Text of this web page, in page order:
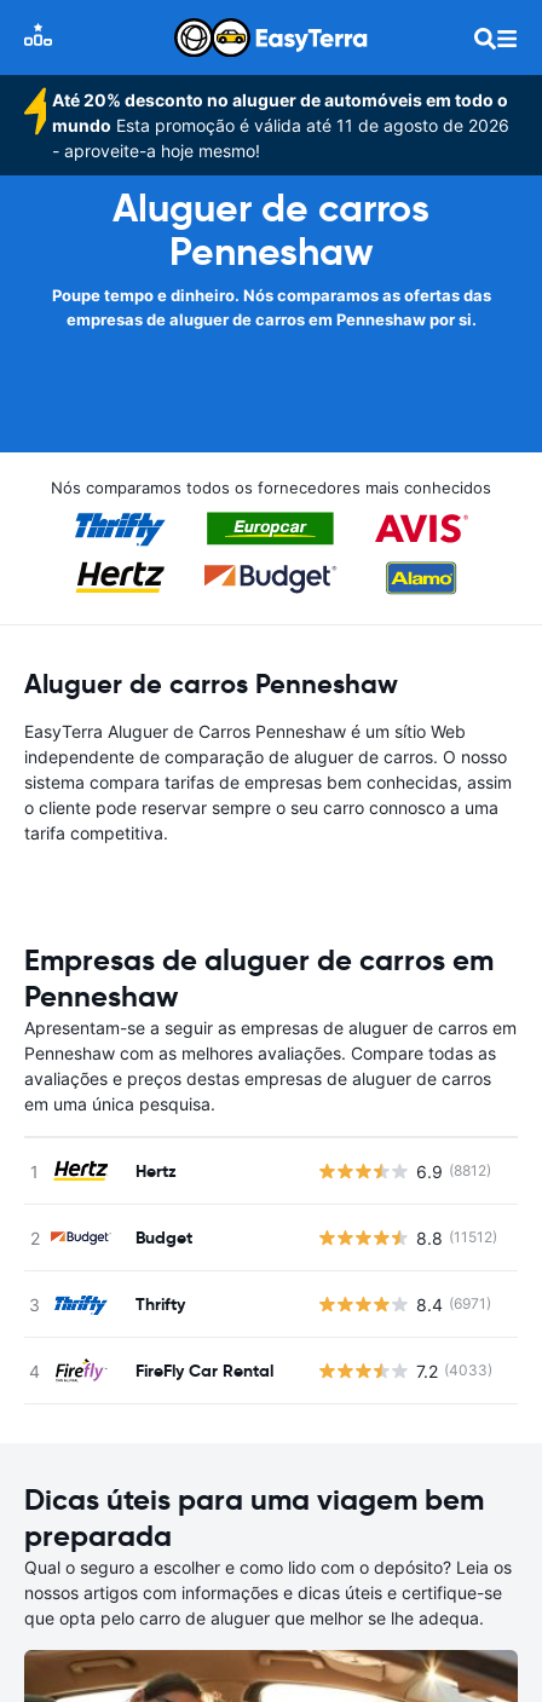
Até 20% desconto no aluguer de automóveis em todo o
mundo Esta promoção é válida até 11 de agosto de 2026
- aproveite-a hoje mesmo!
Aluguer de carros
Penneshaw
Poupe tempo e dinheiro. Nós comparamos as ofertas das
empresas de aluguer de carros em Penneshaw por si.
Nós comparamos todos os fornecedores mais conhecidos
Aluguer de carros Penneshaw
EasyTerra Aluguer de Carros Penneshaw é um sítio Web
independente de comparação de aluguer de carros. O nosso
sistema compara tarifas de empresas bem conhecidas, assim
o cliente pode reservar sempre o seu carro connosco a uma
tarifa competitiva.
Empresas de aluguer de carros em
Penneshaw
Apresentam-se a seguir as empresas de aluguer de carros em
Penneshaw com as melhores avaliações. Compare todas as
avaliações e preços destas empresas de aluguer de carros
em uma única pesquisa.
Hertz 6.9 (8812)
Budget 8.8 (11512)
Thrifty 8.4 (6971)
FireFly Car Rental 7.2 (4033)
Dicas úteis para uma viagem bem
preparada
Qual o seguro a escolher e como lido com o depósito? Leia os
nossos artigos com informações e dicas úteis e certifique-se
que opta pelo carro de aluguer que melhor se lhe adequa.